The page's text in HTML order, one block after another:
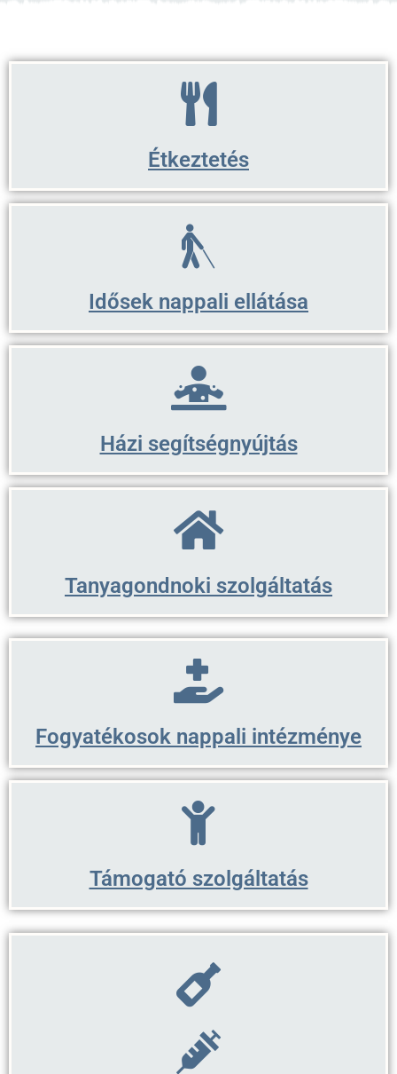
Étkeztetés
Idősek nappali ellátása
Házi segítségnyújtás
Tanyagondnoki szolgáltatás
Fogyatékosok nappali intézménye
Támogató szolgáltatás